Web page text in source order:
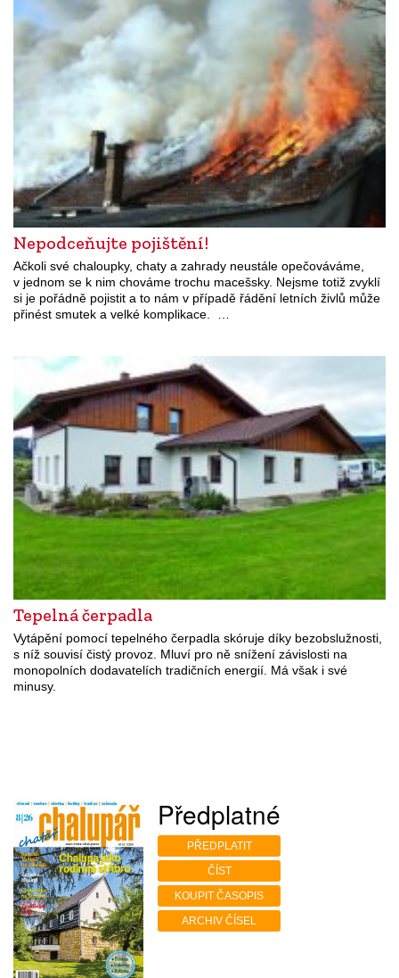
Nepodceňujte pojištění!
Ačkoli své chaloupky, chaty a zahrady neustále opečováváme,
v jednom se k nim chováme trochu macešsky. Nejsme totiž zvyklí
si je pořádně pojistit a to nám v případě řádění letních živlů může
přinést smutek a velké komplikace. …
Tepelná čerpadla
Vytápění pomocí tepelného čerpadla skóruje díky bezobslužnosti,
s níž souvisí čistý provoz. Mluví pro ně snížení závislosti na
monopolních dodavatelích tradičních energií. Má však i své
minusy.
Předplatné
PŘEDPLATIT
ČÍST
KOUPIT ČASOPIS
ARCHIV ČÍSEL